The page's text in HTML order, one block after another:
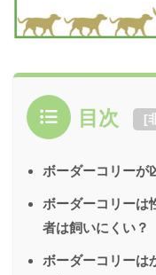
目次 [
ボーダーコリーが
ボーダーコリーは
者は飼いにくい？
ボーダーコリーは